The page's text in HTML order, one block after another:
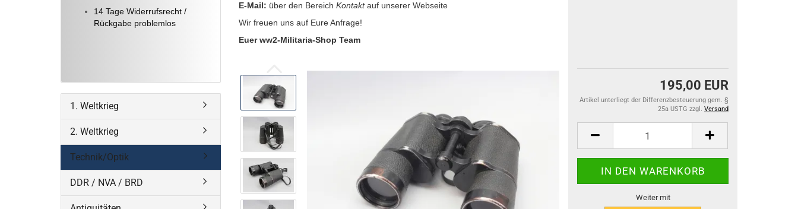
E-Mail: über den Bereich Kontakt auf unserer Webseite
Wir freuen uns auf Eure Anfrage!
Euer ww2-Militaria-Shop Team
195,00 EUR
Artikel unterliegt der Differenzbesteuerung gem. §
25a USTG zzgl. Versand
Weiter mit
14 Tage Widerrufsrecht /
Rückgabe problemlos
1. Weltkrieg
2. Weltkrieg
Technik/Optik
DDR / NVA / BRD